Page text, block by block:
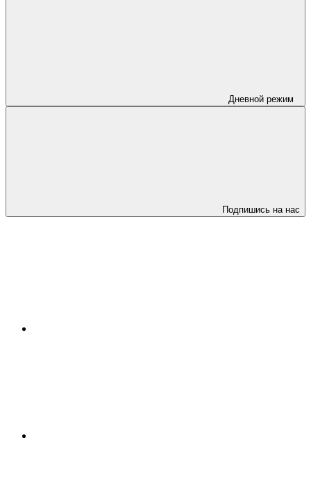
Дневной режим
Подпишись на нас